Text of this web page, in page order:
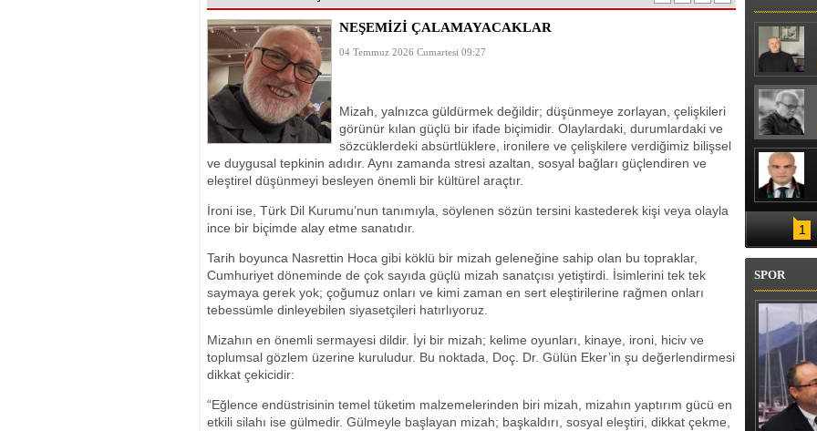
NEŞEMİZİ ÇALAMAYACAKLAR
04 Temmuz 2026 Cumartesi 09:27
Mizah, yalnızca güldürmek değildir; düşünmeye zorlayan, çelişkileri
görünür kılan güçlü bir ifade biçimidir. Olaylardaki, durumlardaki ve
sözcüklerdeki absürtlüklere, ironilere ve çelişkilere verdiğimiz bilişsel
ve duygusal tepkinin adıdır. Aynı zamanda stresi azaltan, sosyal bağları güçlendiren ve
eleştirel düşünmeyi besleyen önemli bir kültürel araçtır.
İroni ise, Türk Dil Kurumu’nun tanımıyla, söylenen sözün tersini kastederek kişi veya olayla
ince bir biçimde alay etme sanatıdır.
Tarih boyunca Nasrettin Hoca gibi köklü bir mizah geleneğine sahip olan bu topraklar,
Cumhuriyet döneminde de çok sayıda güçlü mizah sanatçısı yetiştirdi. İsimlerini tek tek
saymaya gerek yok; çoğumuz onları ve kimi zaman en sert eleştirilerine rağmen onları
tebessümle dinleyebilen siyasetçileri hatırlıyoruz.
Mizahın en önemli sermayesi dildir. İyi bir mizah; kelime oyunları, kinaye, ironi, hiciv ve
toplumsal gözlem üzerine kuruludur. Bu noktada, Doç. Dr. Gülün Eker’in şu değerlendirmesi
dikkat çekicidir:
“Eğlence endüstrisinin temel tüketim malzemelerinden biri mizah, mizahın yaptırım gücü en
etkili silahı ise gülmedir. Gülmeyle başlayan mizah; başkaldırı, sosyal eleştiri, dikkat çekme,
1
SPOR